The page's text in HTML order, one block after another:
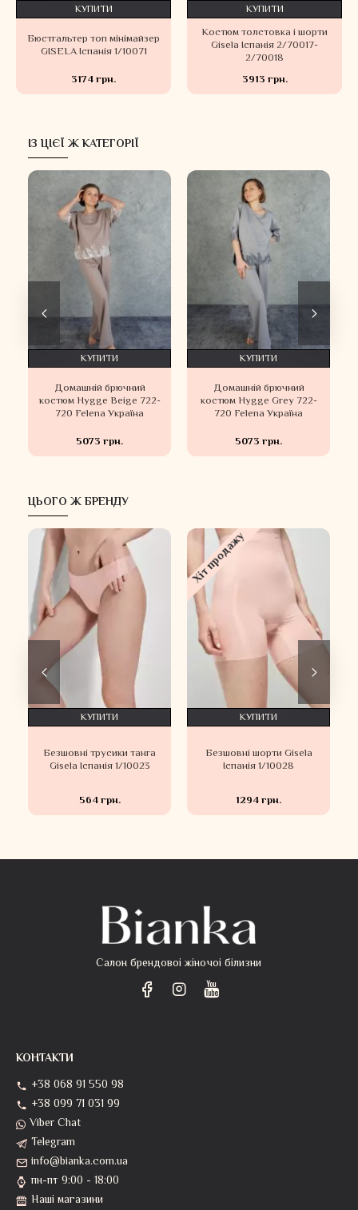
Бюстгальтер топ мінімайзер
GISELA Іспанія 1/10071
3174 грн.
КУПИТИ
Костюм толстовка і шорти
Gisela Іспанія 2/70017-
2/70018
3913 грн.
КУПИТИ
ІЗ ЦІЄЇ Ж КАТЕГОРІЇ
Домашній брючний
костюм Hygge Beige 722-
720 Felena Українa
5073 грн.
КУПИТИ
Домашній брючний
костюм Hygge Grey 722-
720 Felena Українa
5073 грн.
КУПИТИ
ЦЬОГО Ж БРЕНДУ
Безшовні трусики танга
Gisela Іспанія 1/10023
564 грн.
КУПИТИ
Хіт продажу
Безшовні шорти Gisela
Іспанія 1/10028
1294 грн.
КУПИТИ
Салон брендовоі жіночоі білизни
КОНТАКТИ
+38 068 91 550 98
+38 099 71 031 99
Viber Chat
Telegram
info@bianka.com.ua
пн-пт 9:00 - 18:00
Наші магазини